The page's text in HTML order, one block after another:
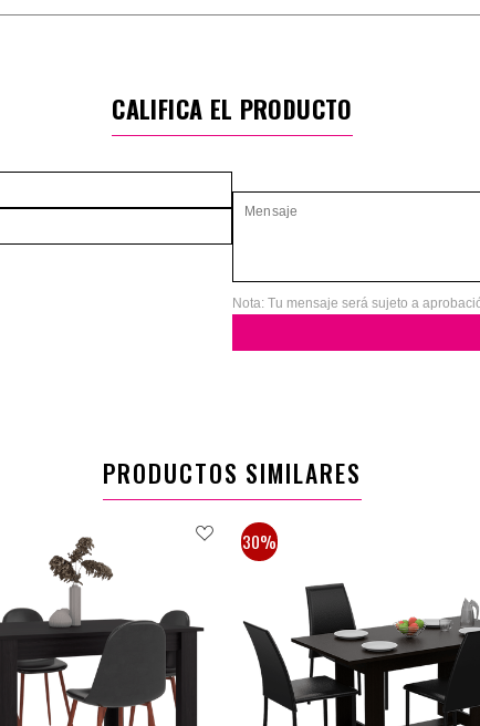
CALIFICA EL PRODUCTO
Nota: Tu mensaje será sujeto a
PRODUCTOS SIMILARES
30%